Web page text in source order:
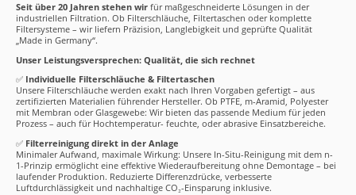
Seit über 20 Jahren stehen wir für maßgeschneiderte Lösungen in der
industriellen Filtration. Ob Filterschläuche, Filtertaschen oder komplette
Filtersysteme – wir liefern Präzision, Langlebigkeit und geprüfte Qualität
„Made in Germany“.
Unser Leistungsversprechen: Qualität, die sich rechnet
✅ Individuelle Filterschläuche & Filtertaschen
Unsere Filterschläuche werden exakt nach Ihren Vorgaben gefertigt – aus
zertifizierten Materialien führender Hersteller. Ob PTFE, m-Aramid, Polyester
mit Membran oder Glasgewebe: Wir bieten das passende Medium für jeden
Prozess – auch für Hochtemperatur- feuchte, oder abrasive Einsatzbereiche.
✅ Filterreinigung direkt in der Anlage
Minimaler Aufwand, maximale Wirkung: Unsere In-Situ-Reinigung mit dem n-
1-Prinzip ermöglicht eine effektive Wiederaufbereitung ohne Demontage – bei
laufender Produktion. Reduzierte Differenzdrücke, verbesserte
Luftdurchlässigkeit und nachhaltige CO₂-Einsparung inklusive.